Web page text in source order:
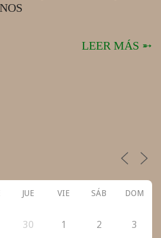
LEER MÁS ➵
JUE VIE SÁB DOM
30 1 2 3